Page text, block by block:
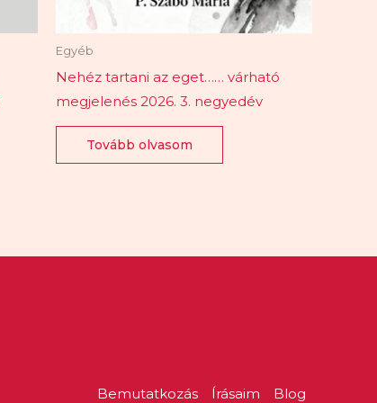
Egyéb
Nehéz tartani az eget…… várható
megjelenés 2026. 3. negyedév
Tovább olvasom
Bemutatkozás Írásaim Blog